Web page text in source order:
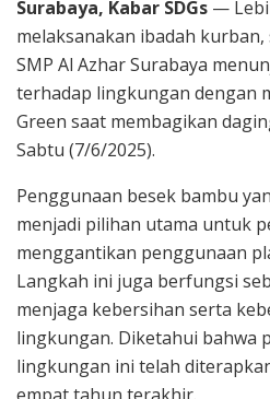
Surabaya, Kabar SDGs —
melaksanakan ibadah kurban,
SMP Al Azhar Surabaya
terhadap lingkungan dengan
Green saat membagikan
Sabtu (7/6/2025).
Penggunaan besek bambu
menjadi pilihan utama untuk
menggantikan penggunaan
Langkah ini juga berfungsi
menjaga kebersihan serta
lingkungan. Diketahui bahwa
lingkungan ini telah